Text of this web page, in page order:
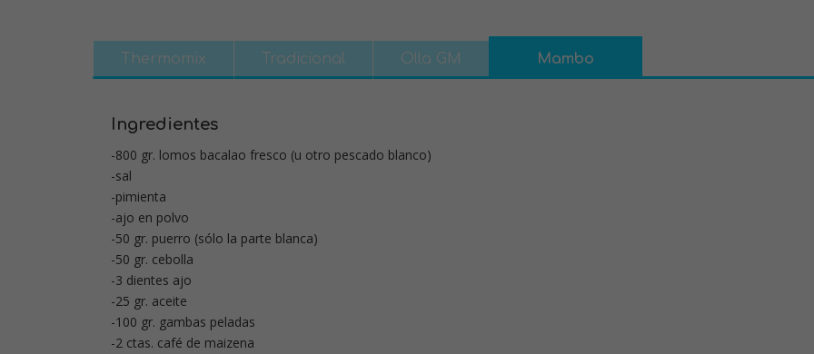
Thermomix Tradicional Olla GM Mambo
Ingredientes
-800 gr. lomos bacalao fresco (u otro pescado blanco)
-sal
-pimienta
-ajo en polvo
-50 gr. puerro (sólo la parte blanca)
-50 gr. cebolla
-3 dientes ajo
-25 gr. aceite
-100 gr. gambas peladas
-2 ctas. café de maizena